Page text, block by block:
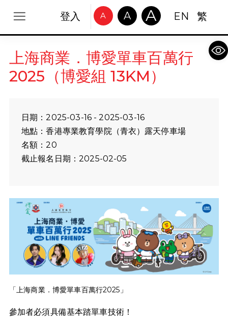
登入 A A A EN 繁
上海商業．博愛單車百萬行
2025（博愛組 13KM）
日期：2025-03-16 - 2025-03-16
地點：香港專業教育學院（青衣）露天停車場
名額：20
截止報名日期：2025-02-05
「上海商業．博愛單車百萬行2025」
參加者必須具備基本踏單車技術！